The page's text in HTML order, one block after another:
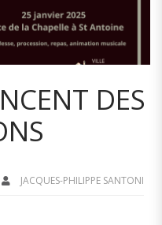
DES
JACQUES-PHILIPPE SANTONI